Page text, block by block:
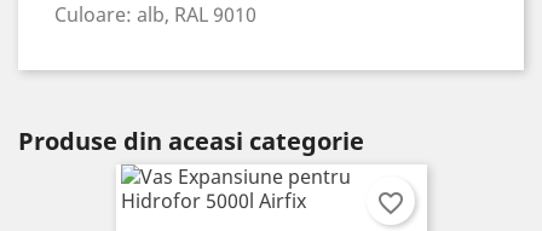
Culoare: alb, RAL 9010
Produse din aceasi categorie
favorite_border